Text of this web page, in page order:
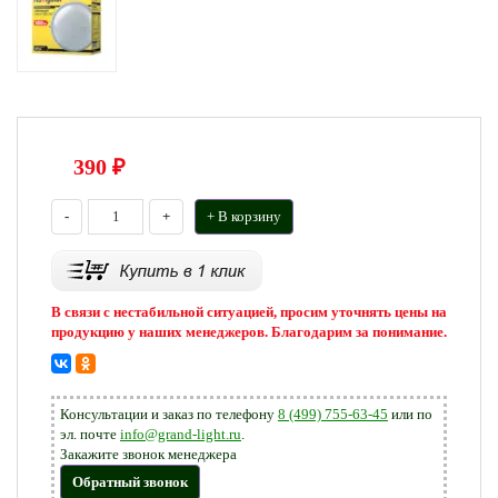
390 ₽
- + + В корзину
В связи с нестабильной ситуацией, просим уточнять цены на
продукцию у наших менеджеров. Благодарим за понимание.
Консультации и заказ по телефону 8 (499) 755-63-45 или по
эл. почте info@grand-light.ru.
Закажите звонок менеджера
Обратный звонок